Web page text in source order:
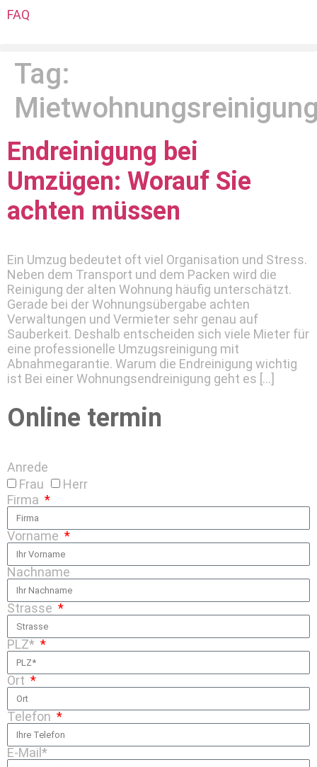
FAQ
Tag:
Endreinigung bei
Umzügen: Worauf Sie
achten müssen
Ein Umzug bedeutet oft viel Organisation und Stress.
Neben dem Transport und dem Packen wird die
Reinigung der alten Wohnung häufig unterschätzt.
Gerade bei der Wohnungsübergabe achten
Verwaltungen und Vermieter sehr genau auf
Sauberkeit. Deshalb entscheiden sich viele Mieter für
eine professionelle Umzugsreinigung mit
Abnahmegarantie. Warum die Endreinigung wichtig
ist Bei einer Wohnungsendreinigung geht es […]
Online termin
Anrede
Frau
Herr
Firma
Vorname
Nachname
Strasse
PLZ*
Ort
Telefon
E-Mail*